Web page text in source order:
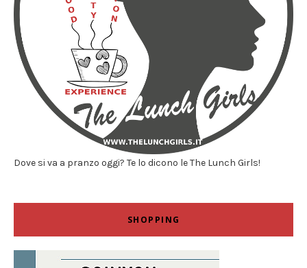
Dove si va a pranzo oggi? Te lo dicono le The Lunch Girls!
SHOPPING